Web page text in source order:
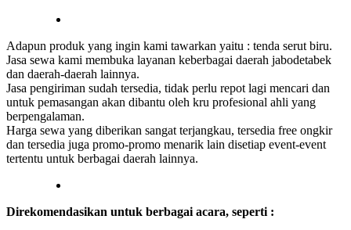
Adapun produk yang ingin kami tawarkan yaitu : tenda serut biru.
Jasa sewa kami membuka layanan keberbagai daerah jabodetabek
dan daerah-daerah lainnya.
Jasa pengiriman sudah tersedia, tidak perlu repot lagi mencari dan
untuk pemasangan akan dibantu oleh kru profesional ahli yang
berpengalaman.
Harga sewa yang diberikan sangat terjangkau, tersedia free ongkir
dan tersedia juga promo-promo menarik lain disetiap event-event
tertentu untuk berbagai daerah lainnya.
Direkomendasikan untuk berbagai acara, seperti :